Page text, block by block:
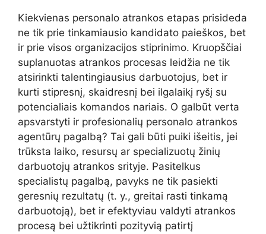
Kiekvienas personalo atrankos etapas prisideda
ne tik prie tinkamiausio kandidato paieškos, bet
ir prie visos organizacijos stiprinimo. Kruopščiai
suplanuotas atrankos procesas leidžia ne tik
atsirinkti talentingiausius darbuotojus, bet ir
kurti stipresnį, skaidresnį bei ilgalaikį ryšį su
potencialiais komandos nariais. O galbūt verta
apsvarstyti ir profesionalių personalo atrankos
agentūrų pagalbą? Tai gali būti puiki išeitis, jei
trūksta laiko, resursų ar specializuotų žinių
darbuotojų atrankos srityje. Pasitelkus
specialistų pagalbą, pavyks ne tik pasiekti
geresnių rezultatų (t. y., greitai rasti tinkamą
darbuotoją), bet ir efektyviau valdyti atrankos
procesą bei užtikrinti pozityvią patirtį